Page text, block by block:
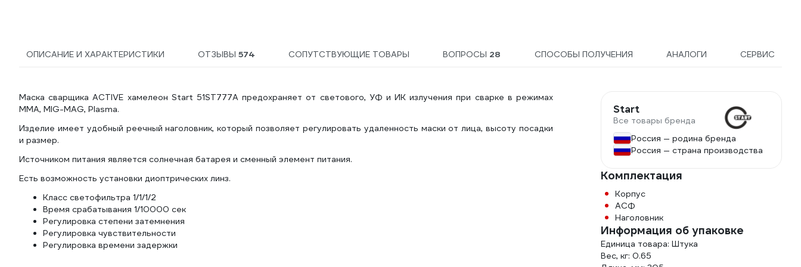
ОПИСАНИЕ И ХАРАКТЕРИСТИКИ ОТЗЫВЫ574 СОПУТСТВУЮЩИЕ ТОВАРЫ ВОПРОСЫ 28 СПОСОБЫ ПОЛУЧЕНИЯ АНАЛОГИ СЕРВИС
Маска сварщика ACTIVE хамелеон Start 51ST777A предохраняет от светового, УФ и ИК излучения при сварке в режимах
MMA, MIG-MAG, Plasma.
Изделие имеет удобный реечный наголовник, который позволяет регулировать удаленность маски от лица, высоту посадки
и размер.
Источником питания является солнечная батарея и сменный элемент питания.
Есть возможность установки диоптрических линз.
Класс светофильтра 1/1/1/2
Время срабатывания 1/10000 сек
Регулировка степени затемнения
Регулировка чувствительности
Регулировка времени задержки
Start
Все товары бренда
Россия — родина бренда
Россия — страна производства
Комплектация
Корпус
АСФ
Наголовник
Информация об упаковке
Единица товара: Штука
Вес, кг: 0.65